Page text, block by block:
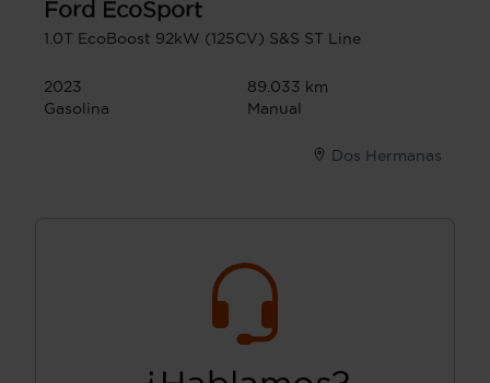
Ford EcoSport
1.0T EcoBoost 92kW (125CV) S&S ST Line
2023
89.033 km
Gasolina
Manual
Dos Hermanas